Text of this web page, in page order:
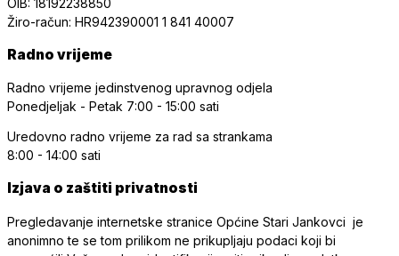
Žiro-račun: HR942390001 1 841 40007
Radno vrijeme
Radno vrijeme jedinstvenog upravnog odjela
Ponedjeljak - Petak 7:00 - 15:00 sati
Uredovno radno vrijeme za rad sa strankama
8:00 - 14:00 sati
Izjava o zaštiti privatnosti
Pregledavanje internetske stranice Općine Stari Jankovci je
anonimno te se tom prilikom ne prikupljaju podaci koji bi